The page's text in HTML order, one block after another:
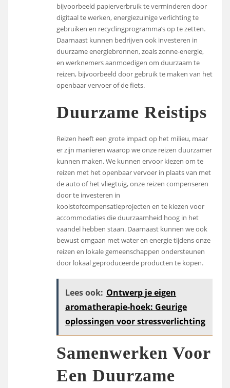
bijvoorbeeld papierverbruik te verminderen door
digitaal te werken, energiezuinige verlichting te
gebruiken en recyclingprogramma’s op te zetten.
Daarnaast kunnen bedrijven ook investeren in
duurzame energiebronnen, zoals zonne-energie,
en werknemers aanmoedigen om duurzaam te
reizen, bijvoorbeeld door gebruik te maken van het
openbaar vervoer of de fiets.
Duurzame Reistips
Reizen heeft een grote impact op het milieu, maar
er zijn manieren waarop we onze reizen duurzamer
kunnen maken. We kunnen ervoor kiezen om te
reizen met het openbaar vervoer in plaats van met
de auto of het vliegtuig, onze reizen compenseren
door te investeren in
koolstofcompensatieprojecten en te kiezen voor
accommodaties die duurzaamheid hoog in het
vaandel hebben staan. Daarnaast kunnen we ook
bewust omgaan met water en energie tijdens onze
reizen en lokale gemeenschappen ondersteunen
door lokaal geproduceerde producten te kopen.
Lees ook: Ontwerp je eigen
aromatherapie-hoek: Geurige
oplossingen voor stressverlichting
Samenwerken Voor
Een Duurzame